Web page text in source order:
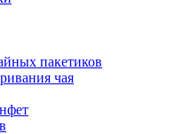
пакетиков
чая